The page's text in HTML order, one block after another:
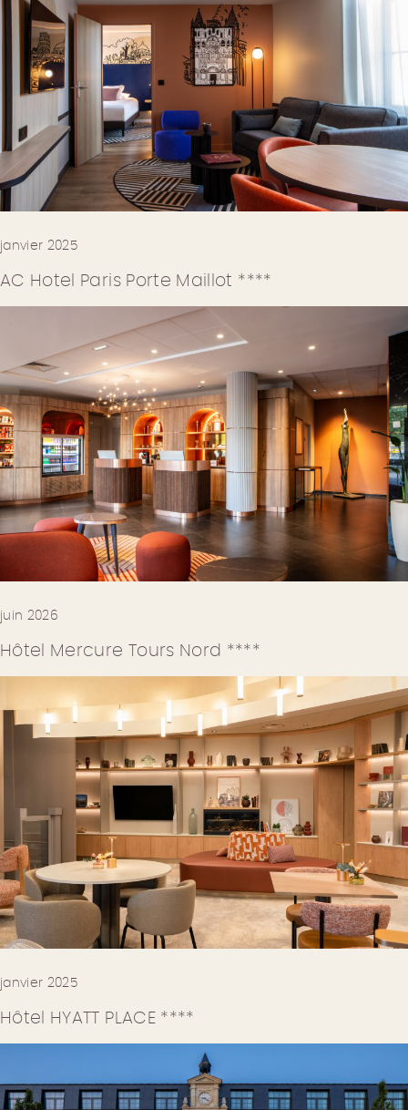
janvier 2025
AC Hotel Paris Porte Maillot ****
juin 2026
Hôtel Mercure Tours Nord ****
janvier 2025
Hôtel HYATT PLACE ****